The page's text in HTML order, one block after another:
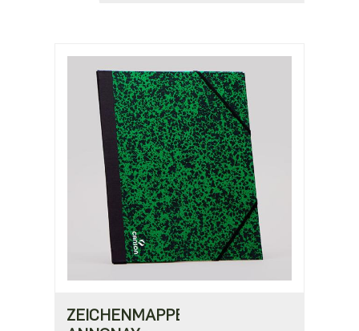
ZEICHENMAPPE